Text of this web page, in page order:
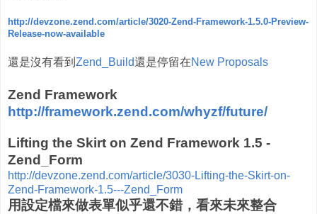
http://devzone.zend.com/article/3020-Zend-Framework-1.5.0-Preview-
Release-now-available
還是沒有看到 Zend_Build還是停留在New Proposals
Zend Framework
http://framework.zend.com/whyzf/future/
Lifting the Skirt on Zend Framework 1.5 -
Zend_Form
http://devzone.zend.com/article/3030-Lifting-the-Skirt-on-
Zend-Framework-1.5---Zend_Form
用設定檔來做表單似乎還不錯，看來未來整合